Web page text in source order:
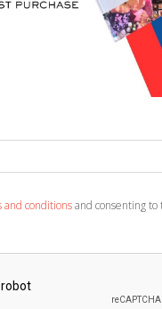
Spagnulo.
and conditionsand consenting to